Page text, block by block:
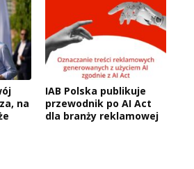
na
IAB Polska publikuje
przewodnik po AI Act
dla branży reklamowej